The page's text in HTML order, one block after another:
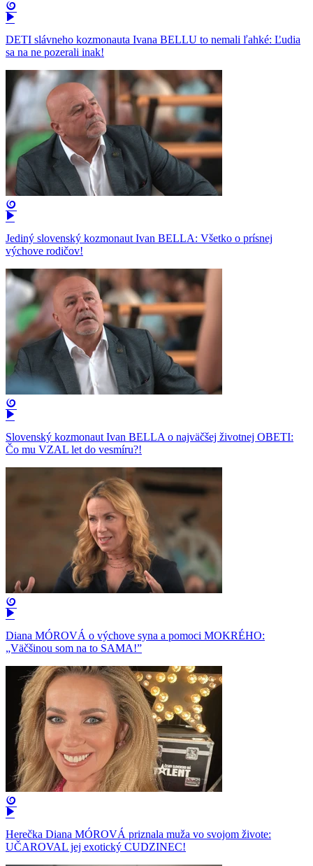
DETI slávneho kozmonauta Ivana BELLU to nemali ľahké: Ľudia
sa na ne pozerali inak!
Jediný slovenský kozmonaut Ivan BELLA: Všetko o prísnej
výchove rodičov!
Slovenský kozmonaut Ivan BELLA o najväčšej životnej OBETI:
Čo mu VZAL let do vesmíru?!
Diana MÓROVÁ o výchove syna a pomoci MOKRÉHO:
„Väčšinou som na to SAMA!”
Herečka Diana MÓROVÁ priznala muža vo svojom živote:
UČAROVAL jej exotický CUDZINEC!